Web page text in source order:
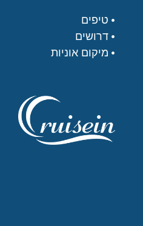
טיפים
דרושים
מיקום אוניות